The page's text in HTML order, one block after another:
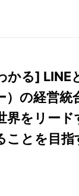
かる] LINE
）の経営
界をリー
ことを目指